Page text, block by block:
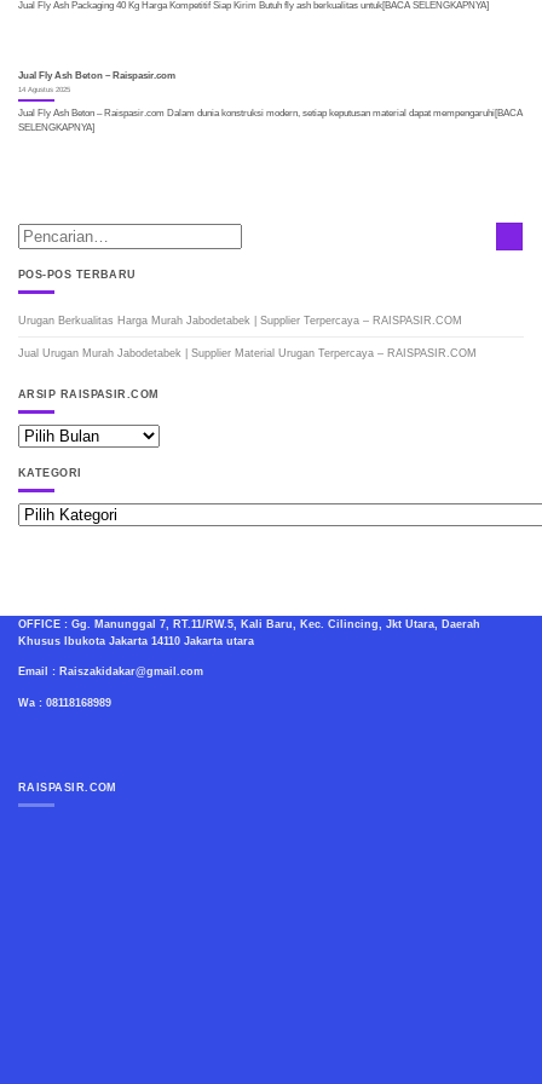
Jual Fly Ash Packaging 40 Kg Harga Kompetitif Siap Kirim Butuh fly ash berkualitas untuk[BACA SELENGKAPNYA]
Jual Fly Ash Beton – Raispasir.com
14 Agustus 2025
Jual Fly Ash Beton – Raispasir.com Dalam dunia konstruksi modern, setiap keputusan material dapat mempengaruhi[BACA
SELENGKAPNYA]
POS-POS TERBARU
Urugan Berkualitas Harga Murah Jabodetabek | Supplier Terpercaya – RAISPASIR.COM
Jual Urugan Murah Jabodetabek | Supplier Material Urugan Terpercaya – RAISPASIR.COM
ARSIP RAISPASIR.COM
ARSIP
RAISPASIR.COM
KATEGORI
Kategori
OFFICE : Gg. Manunggal 7, RT.11/RW.5, Kali Baru, Kec. Cilincing, Jkt Utara, Daerah
Khusus Ibukota Jakarta 14110 Jakarta utara
Email : Raiszakidakar@gmail.com
Wa : 08118168989
RAISPASIR.COM